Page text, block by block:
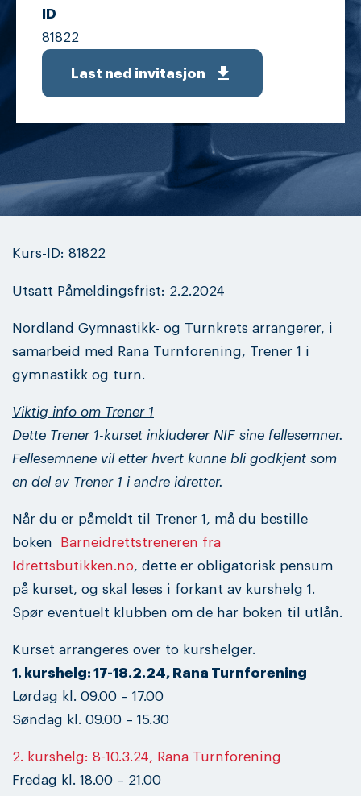
ID
81822
Last ned invitasjon get_app
Kurs-ID: 81822
Utsatt Påmeldingsfrist: 2.2.2024
Nordland Gymnastikk- og Turnkrets arrangerer, i
samarbeid med Rana Turnforening, Trener 1 i
gymnastikk og turn.
Viktig info om Trener 1
Dette Trener 1-kurset inkluderer NIF sine fellesemner.
Fellesemnene vil etter hvert kunne bli godkjent som
en del av Trener 1 i andre idretter.
Når du er påmeldt til Trener 1, må du bestille
boken
Barneidrettstreneren fra
Idrettsbutikken.no, dette er obligatorisk pensum
på kurset, og skal leses i forkant av kurshelg 1.
Spør eventuelt klubben om de har boken til utlån.
Kurset arrangeres over to kurshelger.
1. kurshelg: 17-18.2.24, Rana Turnforening
Lørdag kl. 09.00 – 17.00
Søndag kl. 09.00 – 15.30
2. kurshelg: 8-10.3.24, Rana Turnforening
Fredag kl. 18.00 – 21.00